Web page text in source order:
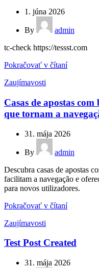
1. júna 2026
By
admin
tc-check https://tessst.com
Pokračovať v čítaní
Zaujímavosti
Casas de apostas
que tornam a
31. mája 2026
By
admin
Descubra casas de apostas
facilitam a navegação e
para novos utilizadores.
Pokračovať v čítaní
Zaujímavosti
Test Post Created
31. mája 2026